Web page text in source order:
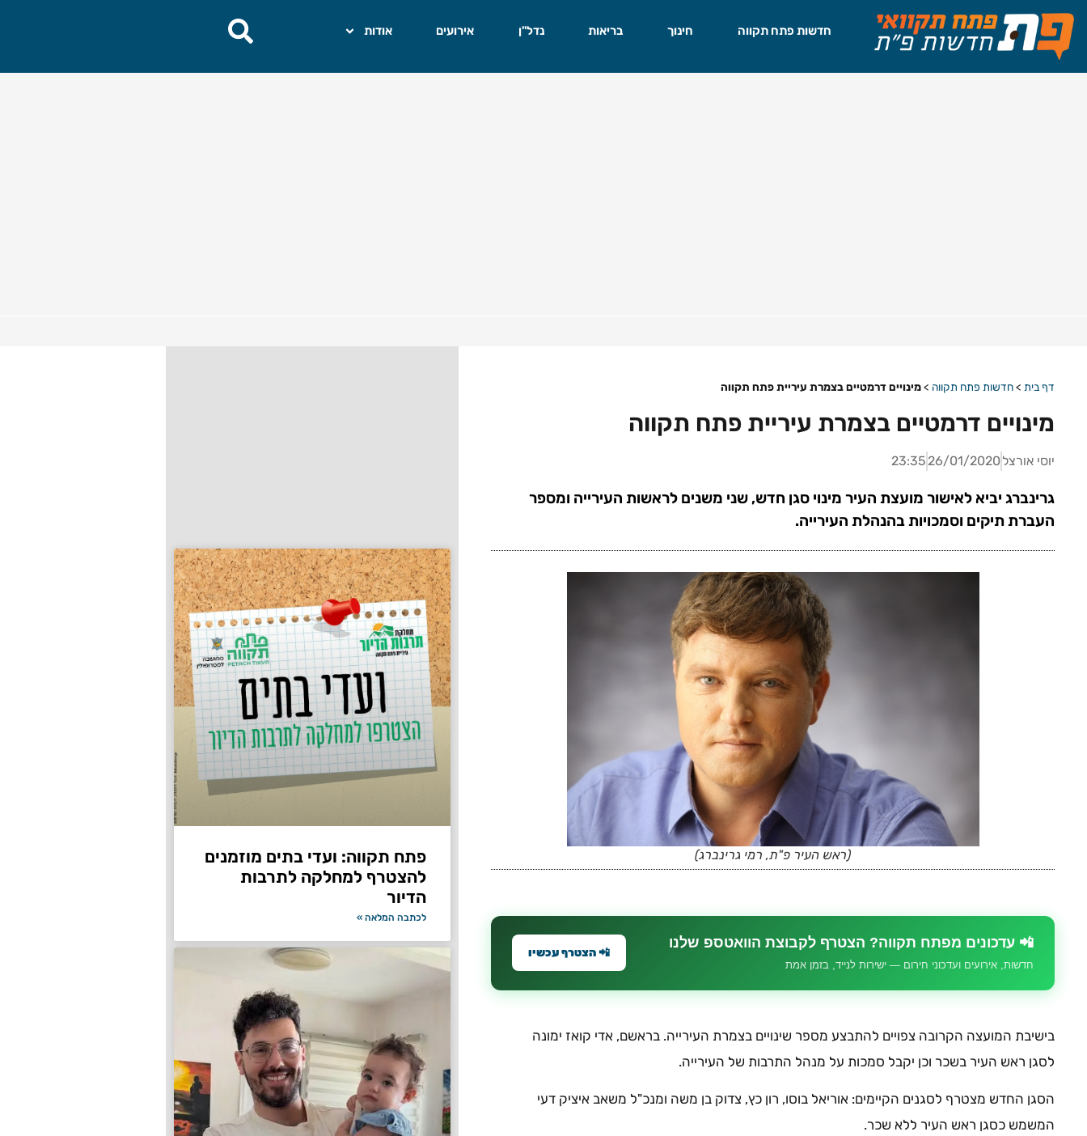
חדשות פתח תקווה חינוך בריאות נדל"ן אירועים אודות
דף בית >חדשות פתח תקווה >מינויים דרמטיים בצמרת עיריית פתח תקווה
מינויים דרמטיים בצמרת עיריית פתח תקווה
יוסי אורצל 26/01/2020
23:35
גרינברג יביא לאישור מועצת העיר מינוי סגן חדש, שני משנים לראשות העירייה ומספר
העברת תיקים וסמכויות בהנהלת העירייה.
(ראש העיר פ"ת, רמי גרינברג)
📲 עדכונים מפתח תקווה? הצטרף לקבוצת הוואטספ שלנו
חדשות, אירועים ועדכוני חירום — ישירות לנייד, בזמן אמת
📲 הצטרף עכשיו
בישיבת המועצה הקרובה צפויים להתבצע מספר שינויים בצמרת העירייה. בראשם, אדי קואז ימונה
לסגן ראש העיר בשכר וכן יקבל סמכות על מנהל התרבות של העירייה.
הסגן החדש מצטרף לסגנים הקיימים: אוריאל בוסו, רון כץ, צדוק בן משה ומנכ"ל משאב איציק דעי
המשמש כסגן ראש העיר ללא שכר.
פתח תקווה: ועדי בתים מוזמנים
להצטרף למחלקה לתרבות
הדיור
לכתבה המלאה »